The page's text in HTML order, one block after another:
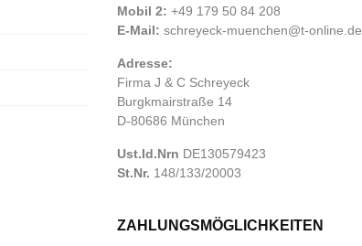
Mobil 2: +49 179 50 84 208
E-Mail: schreyeck-muenchen@t-online.de
Adresse:
Firma J & C Schreyeck
Burgkmairstraße 14
D-80686 München
Ust.Id.Nrn DE130579423
St.Nr. 148/133/20003
ZAHLUNGSMÖGLICHKEITEN